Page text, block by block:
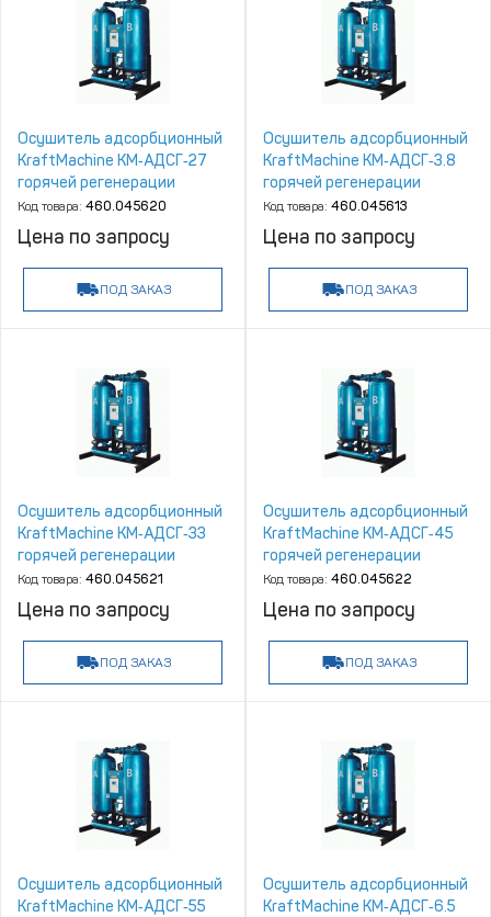
Осушитель адсорбционный
KraftMachine КМ‑АДСГ‑27
горячей регенерации
Код товара: 460.045620
Цена по запросу
ПОД ЗАКАЗ
Осушитель адсорбционный
KraftMachine КМ‑АДСГ‑3.8
горячей регенерации
Код товара: 460.045613
Цена по запросу
ПОД ЗАКАЗ
Осушитель адсорбционный
KraftMachine КМ‑АДСГ‑33
горячей регенерации
Код товара: 460.045621
Цена по запросу
ПОД ЗАКАЗ
Осушитель адсорбционный
KraftMachine КМ‑АДСГ‑45
горячей регенерации
Код товара: 460.045622
Цена по запросу
ПОД ЗАКАЗ
Осушитель адсорбционный
KraftMachine КМ‑АДСГ‑55
Осушитель адсорбционный
KraftMachine КМ‑АДСГ‑6.5